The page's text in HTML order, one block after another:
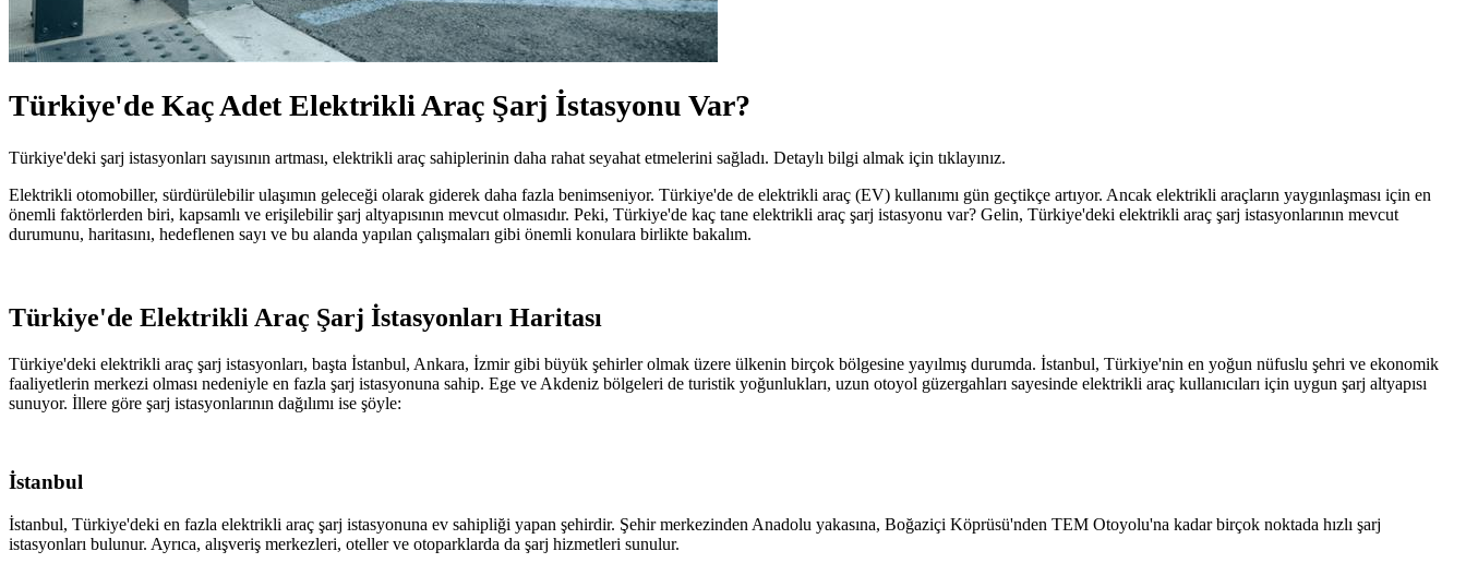
Türkiye'de Kaç Adet Elektrikli Araç Şarj İstasyonu Var?
Türkiye'deki şarj istasyonları sayısının artması, elektrikli araç sahiplerinin daha rahat seyahat etmelerini sağladı. Detaylı bilgi almak için tıklayınız.
Elektrikli otomobiller, sürdürülebilir ulaşımın geleceği olarak giderek daha fazla benimseniyor. Türkiye'de de elektrikli araç (EV) kullanımı gün geçtikçe artıyor. Ancak elektrikli araçların yaygınlaşması için en
önemli faktörlerden biri, kapsamlı ve erişilebilir şarj altyapısının mevcut olmasıdır. Peki, Türkiye'de kaç tane elektrikli araç şarj istasyonu var? Gelin, Türkiye'deki elektrikli araç şarj istasyonlarının mevcut
durumunu, haritasını, hedeflenen sayı ve bu alanda yapılan çalışmaları gibi önemli konulara birlikte bakalım.
Türkiye'de Elektrikli Araç Şarj İstasyonları Haritası
Türkiye'deki elektrikli araç şarj istasyonları, başta İstanbul, Ankara, İzmir gibi büyük şehirler olmak üzere ülkenin birçok bölgesine yayılmış durumda. İstanbul, Türkiye'nin en yoğun nüfuslu şehri ve ekonomik
faaliyetlerin merkezi olması nedeniyle en fazla şarj istasyonuna sahip. Ege ve Akdeniz bölgeleri de turistik yoğunlukları, uzun otoyol güzergahları sayesinde elektrikli araç kullanıcıları için uygun şarj altyapısı
sunuyor. İllere göre şarj istasyonlarının dağılımı ise şöyle:
İstanbul
İstanbul, Türkiye'deki en fazla elektrikli araç şarj istasyonuna ev sahipliği yapan şehirdir. Şehir merkezinden Anadolu yakasına, Boğaziçi Köprüsü'nden TEM Otoyolu'na kadar birçok noktada hızlı şarj
istasyonları bulunur. Ayrıca, alışveriş merkezleri, oteller ve otoparklarda da şarj hizmetleri sunulur.